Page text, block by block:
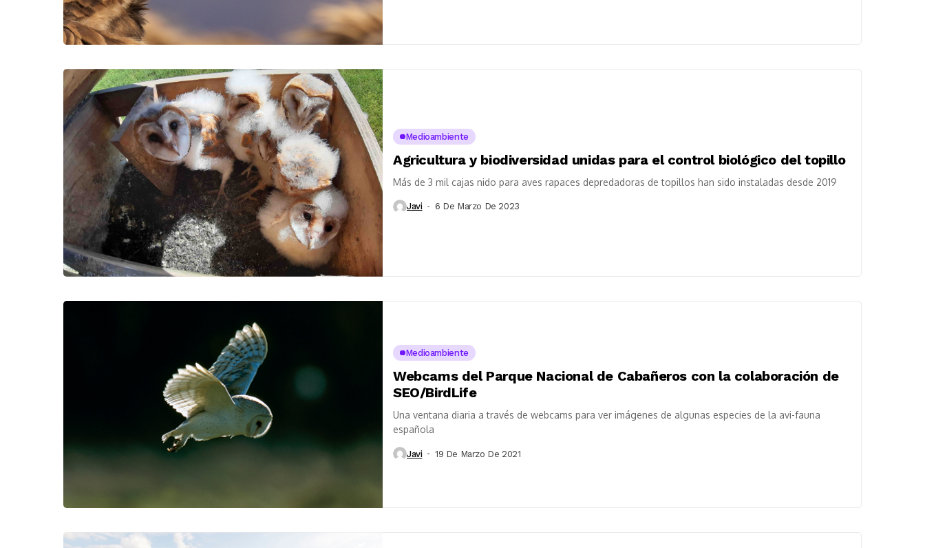
Medioambiente
Agricultura y biodiversidad unidas para el control biológico del topillo
Más de 3 mil cajas nido para aves rapaces depredadoras de topillos han sido instaladas desde 2019
Javi 6 De Marzo De 2023
Medioambiente
Webcams del Parque Nacional de Cabañeros con la colaboración de
SEO/BirdLife
Una ventana diaria a través de webcams para ver imágenes de algunas especies de la avi-fauna
española
Javi 19 De Marzo De 2021